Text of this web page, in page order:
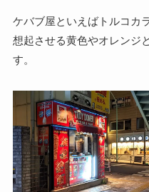
ケバブ屋といえばトルコカ
想起させる黄色やオレンジ
す。